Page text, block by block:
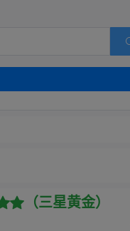
（三星黄金）